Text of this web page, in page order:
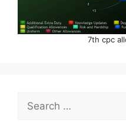
7th cpc
Search
for: